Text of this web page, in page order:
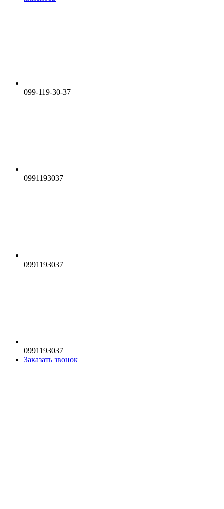
099-119-30-37
0991193037
0991193037
0991193037
Заказать звонок